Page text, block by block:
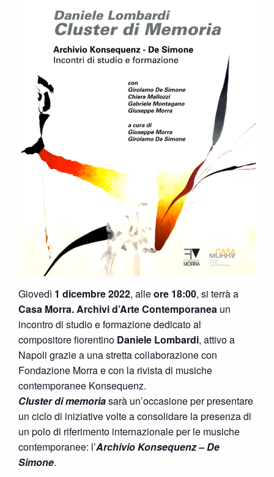
Giovedì 1 dicembre 2022, alleore 18:00, si terrà a
Casa Morra. Archivi d’Arte Contemporanea un
incontro di studio e formazione dedicato al
compositore fiorentino Daniele Lombardi, attivo a
Napoli grazie a una stretta collaborazione con
Fondazione Morra e con la rivista di musiche
contemporanee Konsequenz.
Cluster di memoriasarà un’occasione per presentare
un ciclo di iniziative volte a consolidare la presenza di
un polo di riferimento internazionale per le musiche
contemporanee: l’Archivio Konsequenz – De
Simone.